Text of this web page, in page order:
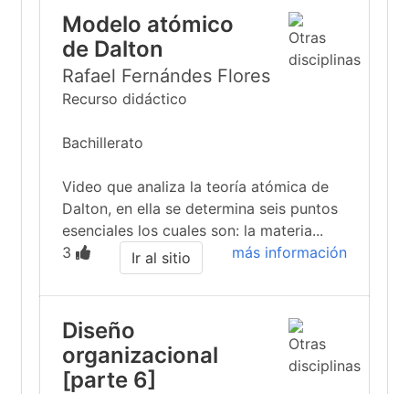
Modelo atómico
de Dalton
Rafael Fernándes Flores
Recurso didáctico
Bachillerato
Video que analiza la teoría atómica de
Dalton, en ella se determina seis puntos
esenciales los cuales son: la materia...
3
más información
Ir al sitio
Diseño
organizacional
[parte 6]